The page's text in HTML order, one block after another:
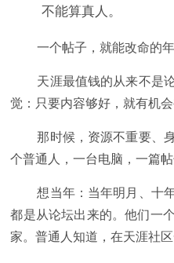
不能算真人。
一个帖子，就能改命的
天涯最值钱的从来不是
觉：只要内容够好，就有机会
那时候，资源不重要、
个普通人，一台电脑，一篇
想当年：当年明月、十
都是从论坛出来的。他们一
家。普通人知道，在天涯社区